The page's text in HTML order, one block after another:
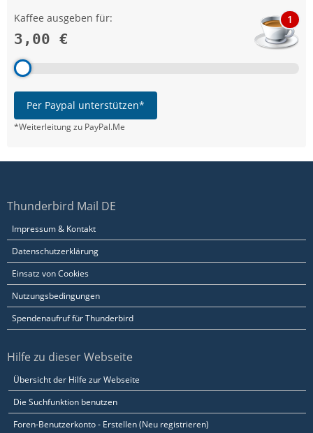
Kaffee ausgeben für:
3,00 €
1
Per Paypal unterstützen*
*Weiterleitung zu PayPal.Me
Thunderbird Mail DE
Impressum & Kontakt
Datenschutzerklärung
Einsatz von Cookies
Nutzungsbedingungen
Spendenaufruf für Thunderbird
Hilfe zu dieser Webseite
Übersicht der Hilfe zur Webseite
Die Suchfunktion benutzen
Foren-Benutzerkonto - Erstellen (Neu registrieren)